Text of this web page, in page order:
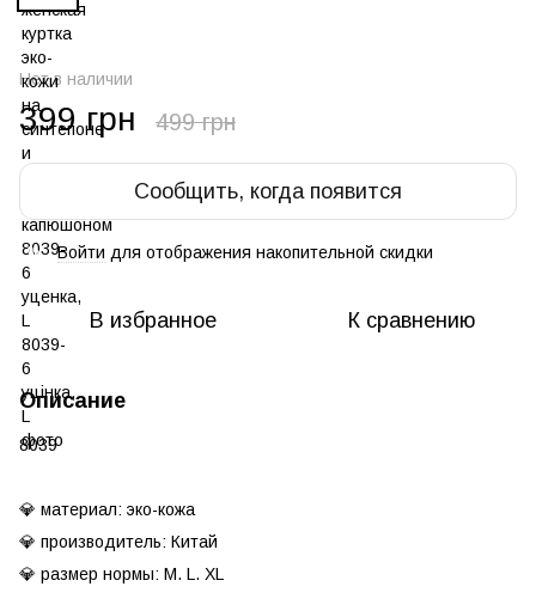
Нет в наличии
399 грн 499 грн
Сообщить, когда появится
% Войти для отображения накопительной скидки
В избранное К сравнению
Описание
8039
💎 материал: эко-кожа
💎 производитель: Китай
💎 размер нормы: M. L. XL